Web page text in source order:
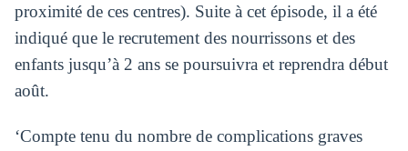
proximité de ces centres). Suite à cet épisode, il a été
indiqué que le recrutement des nourrissons et des
enfants jusqu’à 2 ans se poursuivra et reprendra début
août.
‘Compte tenu du nombre de complications graves